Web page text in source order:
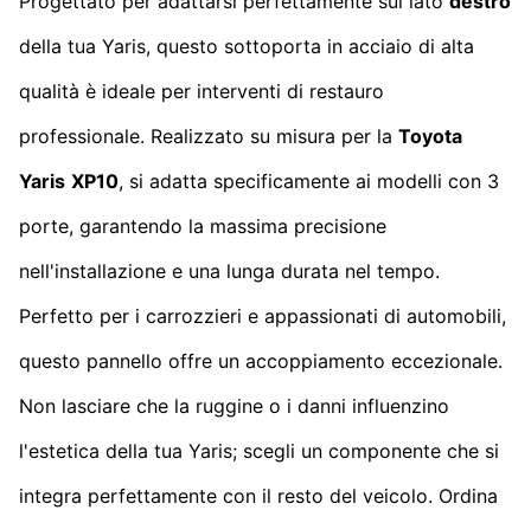
della tua Yaris, questo sottoporta in acciaio di alta
qualità è ideale per interventi di restauro
professionale. Realizzato su misura per la Toyota
Yaris XP10, si adatta specificamente ai modelli con 3
porte, garantendo la massima precisione
nell'installazione e una lunga durata nel tempo.
Perfetto per i carrozzieri e appassionati di automobili,
questo pannello offre un accoppiamento eccezionale.
Non lasciare che la ruggine o i danni influenzino
l'estetica della tua Yaris; scegli un componente che si
integra perfettamente con il resto del veicolo. Ordina